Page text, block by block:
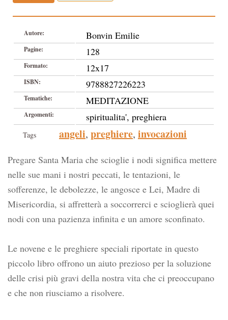
Autore: Bonvin Emilie
Pagine: 128
Formato: 12x17
ISBN: 9788827226223
Tematiche: MEDITAZIONE
Argomenti: spiritualita', preghiera
Tags angeli, preghiere, invocazioni
Pregare Santa Maria che scioglie i nodi significa mettere
nelle sue mani i nostri peccati, le tentazioni, le
sofferenze, le debolezze, le angosce e Lei, Madre di
Misericordia, si affretterà a soccorrerci e scioglierà quei
nodi con una pazienza infinita e un amore sconfinato.
Le novene e le preghiere speciali riportate in questo
piccolo libro offrono un aiuto prezioso per la soluzione
delle crisi più gravi della nostra vita che ci preoccupano
e che non riusciamo a risolvere.